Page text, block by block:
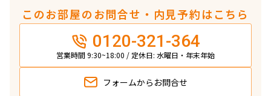
このお部屋のお問合せ・内見予約はこちら
0120-321-364
営業時間 9:30~18:00 / 定休日: 水曜日・年末年始
フォームから お問合せ